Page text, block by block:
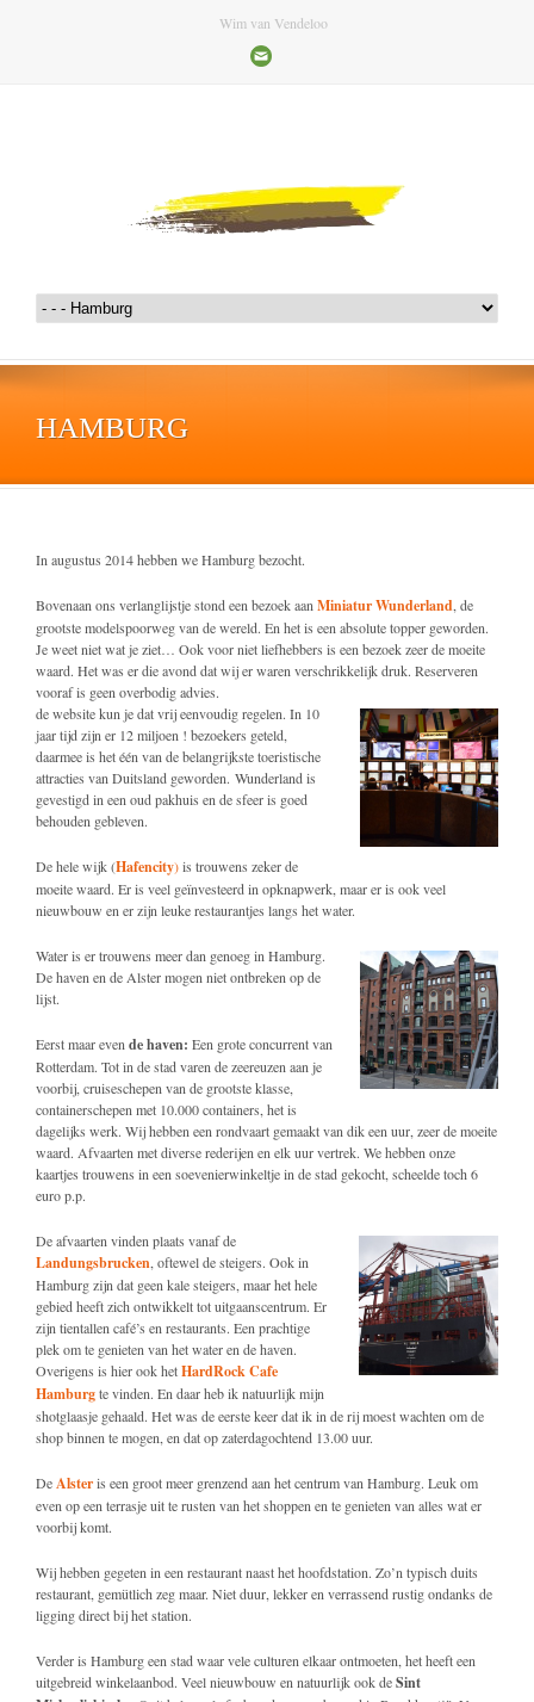
Wim van Vendeloo
HAMBURG
In augustus 2014 hebben we Hamburg bezocht.
Bovenaan ons verlanglijstje stond een bezoek aan Miniatur Wunderland , de
grootste modelspoorweg van de wereld. En het is een absolute topper geworden.
Je weet niet wat je ziet… Ook voor niet liefhebbers is een bezoek zeer de moeite
waard. Het was er die avond dat wij er waren verschrikkelijk druk. Reserveren
vooraf is geen overbodig advies.
de website kun je dat vrij eenvoudig regelen. In 10
jaar tijd zijn er 12 miljoen ! bezoekers geteld,
daarmee is het één van de belangrijkste toeristische
attracties van Duitsland geworden. Wunderland is
gevestigd in een oud pakhuis en de sfeer is goed
behouden gebleven.
De hele wijk (Hafencity)is trouwens zeker de
moeite waard. Er is veel geïnvesteerd in opknapwerk, maar er is ook veel
nieuwbouw en er zijn leuke restaurantjes langs het water.
Water is er trouwens meer dan genoeg in Hamburg.
De haven en de Alster mogen niet ontbreken op de
lijst.
Eerst maar even de haven: Een grote concurrent van
Rotterdam. Tot in de stad varen de zeereuzen aan je
voorbij, cruiseschepen van de grootste klasse,
containerschepen met 10.000 containers, het is
dagelijks werk. Wij hebben een rondvaart gemaakt van dik een uur, zeer de moeite
waard. Afvaarten met diverse rederijen en elk uur vertrek. We hebben onze
kaartjes trouwens in een soevenierwinkeltje in de stad gekocht, scheelde toch 6
euro p.p.
De afvaarten vinden plaats vanaf de
Landungsbrucken , oftewel de steigers. Ook in
Hamburg zijn dat geen kale steigers, maar het hele
gebied heeft zich ontwikkelt tot uitgaanscentrum. Er
zijn tientallen café’s en restaurants. Een prachtige
plek om te genieten van het water en de haven.
Overigens is hier ook hetHardRock Cafe
Hamburgte vinden. En daar heb ik natuurlijk mijn
shotglaasje gehaald. Het was de eerste keer dat ik in de rij moest wachten om de
shop binnen te mogen, en dat op zaterdagochtend 13.00 uur.
DeAlsteris een groot meer grenzend aan het centrum van Hamburg. Leuk om
even op een terrasje uit te rusten van het shoppen en te genieten van alles wat er
voorbij komt.
Wij hebben gegeten in een restaurant naast het hoofdstation. Zo’n typisch duits
restaurant, gemütlich zeg maar. Niet duur, lekker en verrassend rustig ondanks de
ligging direct bij het station.
Verder is Hamburg een stad waar vele culturen elkaar ontmoeten, het heeft een
uitgebreid winkelaanbod. Veel nieuwbouw en natuurlijk ook deSint